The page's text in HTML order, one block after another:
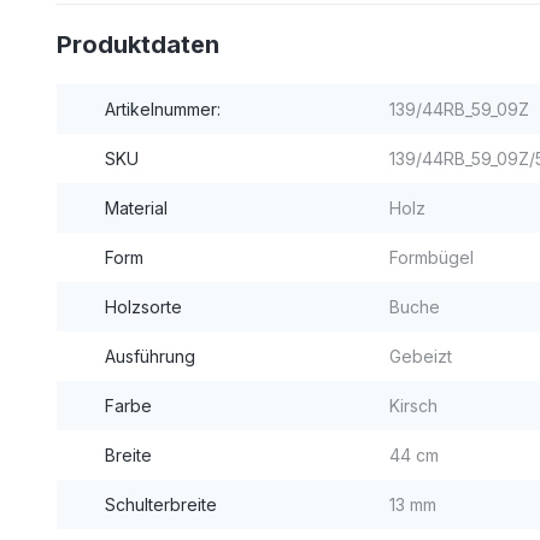
Produktdaten
Artikelnummer: 139/44RB_59_09Z
SKU 139/44RB_59_09Z/
Material Holz
Form Formbügel
Holzsorte Buche
Ausführung Gebeizt
Farbe Kirsch
Breite 44 cm
Schulterbreite 13 mm